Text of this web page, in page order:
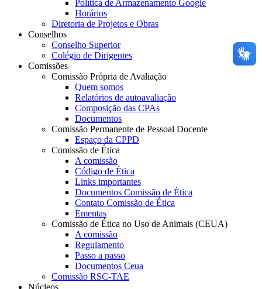
Política de Armazenamento Google
Horários
Diretoria de Projetos e Obras
Conselhos
Conselho Superior
Colégio de Dirigentes
Comissões
Comissão Própria de Avaliação
Quem somos
Relatórios de autoavaliação
Composição das CPAs
Documentos
Comissão Permanente de Pessoal Docente
Espaço da CPPD
Comissão de Ética
A comissão
Código de Ética
Links importantes
Documentos Comissão de Ética
Contato Comissão de Ética
Ementas
Comissão de Ética no Uso de Animais (CEUA)
A comissão
Regulamento
Passo a passo
Documentos Ceua
Comissão RSC-TAE
Núcleos